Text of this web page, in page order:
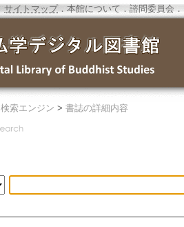
サイトマップ．本館について ． 諮問委員会 ．
検索エンジン > 書誌の詳細内容